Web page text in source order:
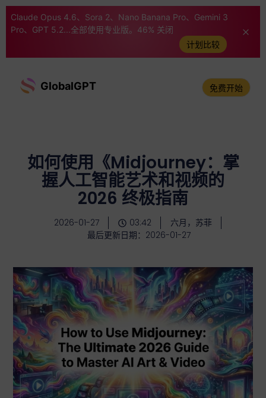
Claude Opus 4.6、Sora 2、Nano Banana Pro、Gemini 3
Pro、GPT 5.2...全部使用专业版。46% 关闭
计划比较
GlobalGPT 免费开始
如何使用《Midjourney：掌
握人工智能艺术和视频的
2026 终极指南
2026-01-27 03:42
六月，苏菲
最后更新日期：2026-01-27